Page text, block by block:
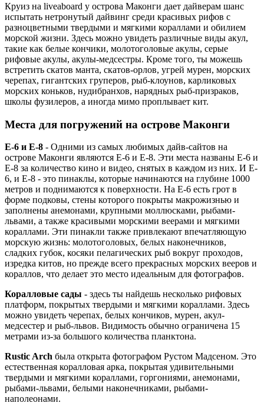
Круиз на liveaboard у острова Маконги дает дайверам шанс
испытать нетронутый дайвинг среди красивых рифов с
разноцветными твердыми и мягкими кораллами и обилием
морской жизни. Здесь можно увидеть различные виды акул,
такие как белые кончики, молотоголовые акулы, серые
рифовые акулы, акулы-медсестры. Кроме того, ты можешь
встретить скатов манта, скатов-орлов, угрей мурен, морских
черепах, гигантских груперов, рыб-клоунов, карликовых
морских коньков, нудибранхов, нарядных рыб-призраков,
школы фузилеров, а иногда мимо проплывает кит.
Места для погружений на острове Маконги
E-6 и E-8 - Одними из самых любимых дайв-сайтов на
острове Маконги являются E-6 и E-8. Эти места названы E-6 и
E-8 за количество кино и видео, снятых в каждом из них. И E-
6, и E-8 - это пинаклы, которые начинаются на глубине 1000
метров и поднимаются к поверхности. На E-6 есть грот в
форме подковы, стены которого покрыты макрожизнью и
заполнены анемонами, крупными моллюсками, рыбами-
львами, а также красивыми морскими веерами и мягкими
кораллами. Эти пинакли также привлекают впечатляющую
морскую жизнь: молотоголовых, белых наконечников,
сладких губок, косяки пелагических рыб вокруг проходов,
изредка китов, но прежде всего прекрасных морских вееров и
кораллов, что делает это место идеальным для фотографов.
Коралловые сады - здесь ты найдешь несколько рифовых
платформ, покрытых твердыми и мягкими кораллами. Здесь
можно увидеть черепах, белых кончиков, мурен, акул-
медсестер и рыб-львов. Видимость обычно ограничена 15
метрами из-за большого количества планктона.
Rustic Arch была открыта фотографом Рустом Мадсеном. Это
естественная коралловая арка, покрытая удивительными
твердыми и мягкими кораллами, горгониями, анемонами,
рыбами-львами, белыми наконечниками, рыбами-
наполеонами.